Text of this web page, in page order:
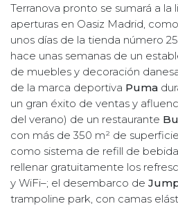
Terranova pronto se sumará a la
aperturas en Oasiz Madrid,
unos días de la tienda número
hace unas semanas de un
de muebles y decoración
de la marca deportiva Puma
un gran éxito de ventas y
del verano) de un restaurante
con más de 350 m² de
como sistema de refill de
rellenar gratuitamente los
y WiFi–; el desembarco de
trampoline park, con camas